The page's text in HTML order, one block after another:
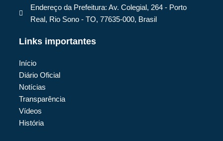
Endereço da Prefeitura: Av. Colegial, 264 - Porto
Real, Rio Sono - TO, 77635-000, Brasil
Links importantes
Início
Diário Oficial
Notícias
Transparência
Vídeos
História